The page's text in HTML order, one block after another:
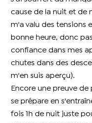
cause de la nuit et de
m'a valu des tensions
bonne heure, donc
confiance dans mes
chutes dans des
m'en suis aperçu).
Encore une preuve
se prépare en
fois 1h de nuit juste